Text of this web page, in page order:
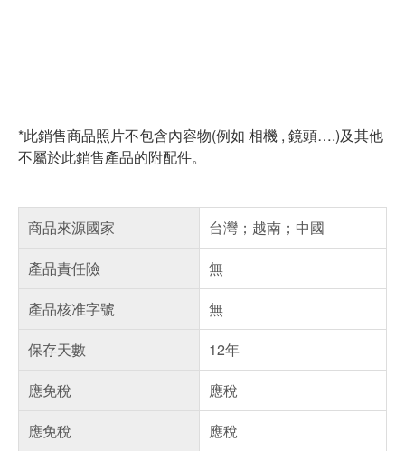
*此銷售商品照片不包含內容物(例如 相機 , 鏡頭….)及其他
不屬於此銷售產品的附配件。
商品來源國家
台灣；越南；中國
產品責任險
無
產品核准字號
無
保存天數
12年
應免稅
應稅
應免稅
應稅